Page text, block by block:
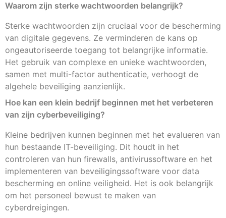
Waarom zijn sterke wachtwoorden belangrijk?
Sterke wachtwoorden zijn cruciaal voor de bescherming
van digitale gegevens. Ze verminderen de kans op
ongeautoriseerde toegang tot belangrijke informatie.
Het gebruik van complexe en unieke wachtwoorden,
samen met multi-factor authenticatie, verhoogt de
algehele beveiliging aanzienlijk.
Hoe kan een klein bedrijf beginnen met het verbeteren
van zijn cyberbeveiliging?
Kleine bedrijven kunnen beginnen met het evalueren van
hun bestaande IT-beveiliging. Dit houdt in het
controleren van hun firewalls, antivirussoftware en het
implementeren van beveiligingssoftware voor data
bescherming en online veiligheid. Het is ook belangrijk
om het personeel bewust te maken van
cyberdreigingen.